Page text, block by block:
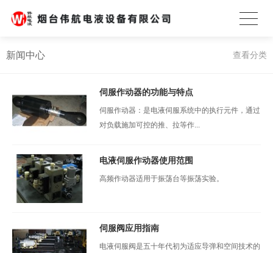
新闻中心 查看分类
伺服作动器的功能与特点
伺服作动器：是电液伺服系统中的执行元件，通过
对负载施加可控的推、拉等作...
电液伺服作动器使用范围
高频作动器适用于振荡台等振荡实验。
伺服阀应用指南
电液伺服阀是五十年代初为适应导弹和空间技术的